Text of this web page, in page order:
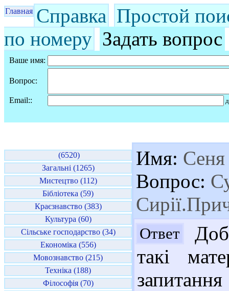
Главная Справка Простой
по номеру Задать вопрос
Ваше имя:
Вопрос:
Email::
(6520)
Загальні (1265)
Мистецтво (112)
Бібліотека (59)
Краєзнавство (383)
Культура (60)
Сільське господарство (34)
Економіка (556)
Мовознавство (215)
Техніка (188)
Філософія (70)
Имя: Сеня
Вопрос:
Ответ
такі